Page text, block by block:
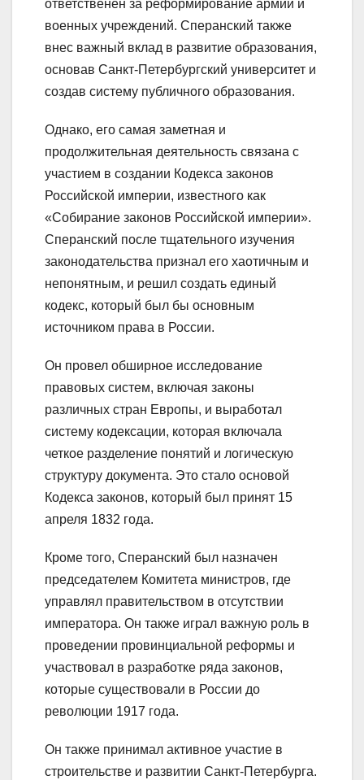
ответственен за реформирование армии и
военных учреждений. Сперанский также
внес важный вклад в развитие образования,
основав Санкт-Петербургский университет и
создав систему публичного образования.
Однако, его самая заметная и
продолжительная деятельность связана с
участием в создании Кодекса законов
Российской империи, известного как
«Собирание законов Российской империи».
Сперанский после тщательного изучения
законодательства признал его хаотичным и
непонятным, и решил создать единый
кодекс, который был бы основным
источником права в России.
Он провел обширное исследование
правовых систем, включая законы
различных стран Европы, и выработал
систему кодексации, которая включала
четкое разделение понятий и логическую
структуру документа. Это стало основой
Кодекса законов, который был принят 15
апреля 1832 года.
Кроме того, Сперанский был назначен
председателем Комитета министров, где
управлял правительством в отсутствии
императора. Он также играл важную роль в
проведении провинциальной реформы и
участвовал в разработке ряда законов,
которые существовали в России до
революции 1917 года.
Он также принимал активное участие в
строительстве и развитии Санкт-Петербурга.